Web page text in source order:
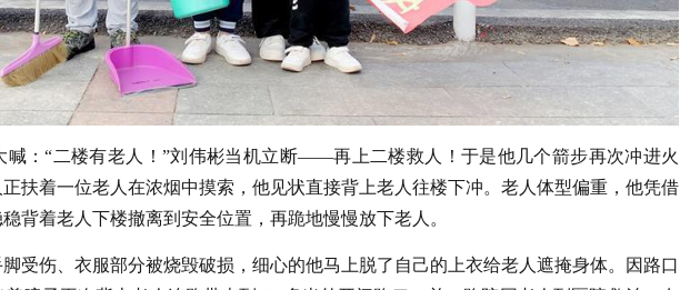
喊：“二楼有老人！”刘伟彬当机立断——再上二楼救人！于是他几个箭步再次冲进火
扶着一位老人在浓烟中摸索，他见状直接背上老人往楼下冲。老人体型偏重，他凭借
背着老人下楼撤离到安全位置，再跪地慢慢放下老人。
受伤、衣服部分被烧毁破损，细心的他马上脱了自己的上衣给老人遮掩身体。因路口